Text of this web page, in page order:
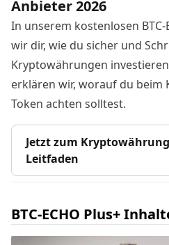
Anbieter 2026
In unserem kostenlosen
wir dir, wie du sicher und
Kryptowährungen
erklären wir, worauf du beim
Token achten solltest.
Jetzt zum
Leitfaden
BTC-ECHO Plus+